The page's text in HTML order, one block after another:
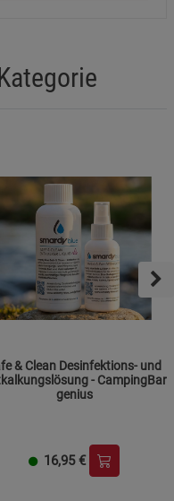
& Clean Desinfektions- und
- CampingBar
genius
16,95 €